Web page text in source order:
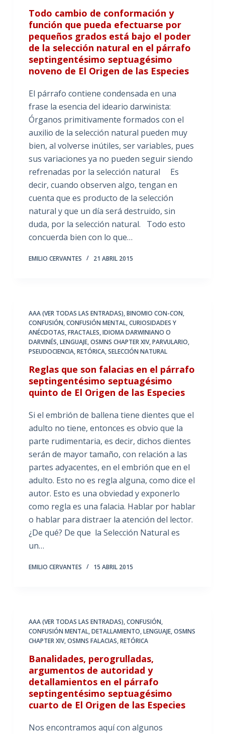
Todo cambio de conformación y
función que pueda efectuarse por
pequeños grados está bajo el poder
de la selección natural en el párrafo
septingentésimo septuagésimo
noveno de El Origen de las Especies
El párrafo contiene condensada en una
frase la esencia del ideario darwinista:
Órganos primitivamente formados con el
auxilio de la selección natural pueden muy
bien, al volverse inútiles, ser variables, pues
sus variaciones ya no pueden seguir siendo
refrenadas por la selección natural Es
decir, cuando observen algo, tengan en
cuenta que es producto de la selección
natural y que un día será destruido, sin
duda, por la selección natural. Todo esto
concuerda bien con lo que…
EMILIO CERVANTES 21 ABRIL 2015
AAA (VER TODAS LAS ENTRADAS),BINOMIO CON-CON,
CONFUSIÓN,CONFUSIÓN MENTAL,CURIOSIDADES Y
ANÉCDOTAS,FRACTALES,IDIOMA DARWINIANO O
DARVINÉS,LENGUAJE,OSMNS CHAPTER XIV,PARVULARIO,
PSEUDOCIENCIA,RETÓRICA,SELECCIÓN NATURAL
Reglas que son falacias en el párrafo
septingentésimo septuagésimo
quinto de El Origen de las Especies
Si el embrión de ballena tiene dientes que el
adulto no tiene, entonces es obvio que la
parte rudimentaria, es decir, dichos dientes
serán de mayor tamaño, con relación a las
partes adyacentes, en el embrión que en el
adulto. Esto no es regla alguna, como dice el
autor. Esto es una obviedad y exponerlo
como regla es una falacia. Hablar por hablar
o hablar para distraer la atención del lector.
¿De qué? De que la Selección Natural es
un…
EMILIO CERVANTES 15 ABRIL 2015
AAA (VER TODAS LAS ENTRADAS),CONFUSIÓN,
CONFUSIÓN MENTAL,DETALLAMIENTO,LENGUAJE,OSMNS
CHAPTER XIV,OSMNS FALACIAS,RETÓRICA
Banalidades, perogrulladas,
argumentos de autoridad y
detallamientos en el párrafo
septingentésimo septuagésimo
cuarto de El Origen de las Especies
Nos encontramos aquí con algunos